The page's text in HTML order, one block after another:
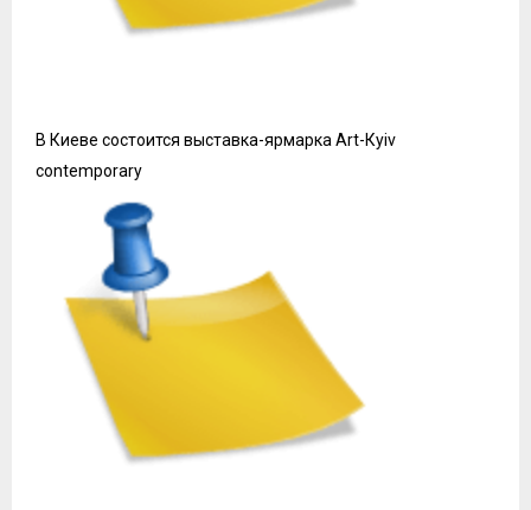
В Киеве состоится выставка-ярмарка Art-Кyiv
contemporary